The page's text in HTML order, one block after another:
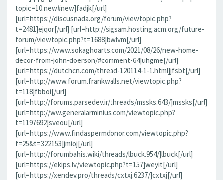
topic=10.new#new]fadjk[/url]
[url=https://discusnada.org/forum/viewtopic.php?
t=2481]ejqor[/url] [url=http://sigsam.hosting.acm.org/future-
forum/viewtopic.php?t=1688]bwlvm[/url]
[url=https://www.sokaghoarts.com/2021/08/26/new-home-
decor-from-john-doerson/#comment-64]uhgme[/url]
[url=https://dutchcn.com/thread-120114-1-1.html]jfsbt[/url]
[url=http://www.forum.frankwalls.net/viewtopic.php?
t=118]fbboi[/url]
[url=http://forums.parsedev.ir/threads/mssks.643/]mssks[/url]
[url=http://ww.generalarminius.com/viewtopic.php?
t=1197692]sveou[/url]
[url=https://www.findaspermdonor.com/viewtopic.php?
f=25&t=322153]jmioj[/url]
[url=http://forumbahis.wiki/threads/lbuck.954/]lbuck[/url]
[url=https://ekips.lv/viewtopic.php?t=157]weyit[/url]
[url=https://xendev.pro/threads/cxtxj.6237/]cxtxj[/url]